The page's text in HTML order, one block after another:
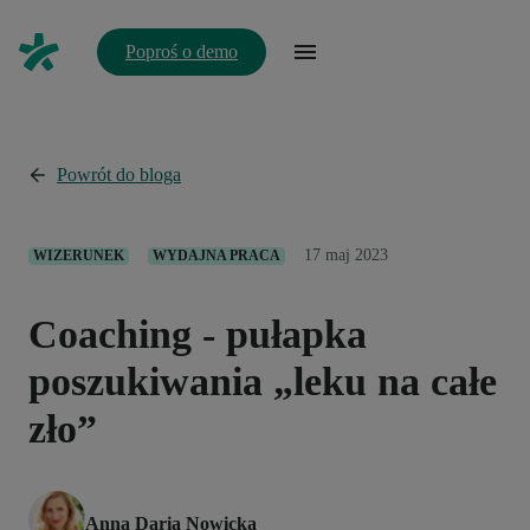
Poproś o demo
Powrót do bloga
WIZERUNEK WYDAJNA PRACA 17 maj 2023
Coaching - pułapka
poszukiwania „leku na całe
zło”
Anna Daria Nowicka